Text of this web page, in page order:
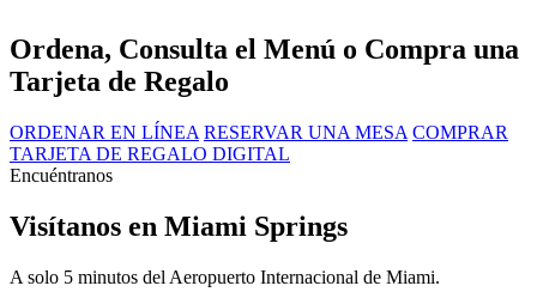
Ordena, Consulta el Menú o Compra una
Tarjeta de Regalo
ORDENAR EN LÍNEA RESERVAR UNA MESA COMPRAR
TARJETA DE REGALO DIGITAL
Encuéntranos
Visítanos en Miami Springs
A solo 5 minutos del Aeropuerto Internacional de Miami.